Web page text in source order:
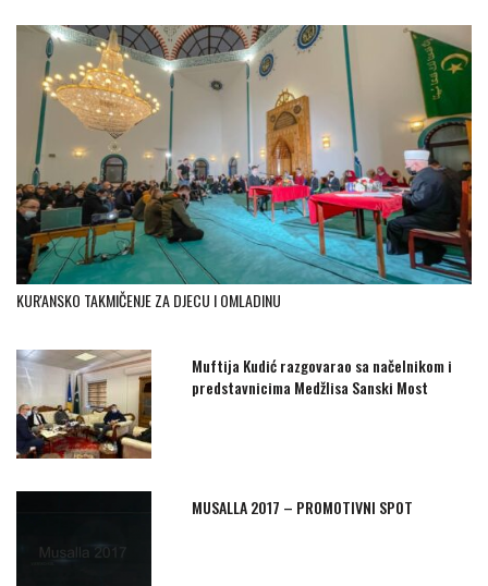
KUR'ANSKO TAKMIČENJE ZA DJECU I OMLADINU
Muftija Kudić razgovarao sa načelnikom i
predstavnicima Medžlisa Sanski Most
MUSALLA 2017 – PROMOTIVNI SPOT